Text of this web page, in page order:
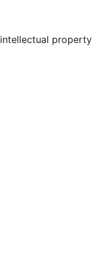
property